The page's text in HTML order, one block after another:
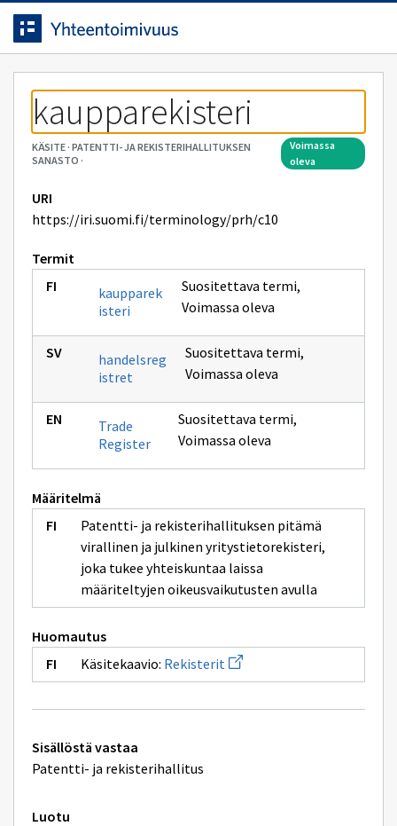
Siirrytty
sivulle
Siirry suoraan sisältöön.
kaupparekisteri
KÄSITE· PATENTTI- JA REKISTERIHALLITUKSEN
SANASTO ·
voimassa
oleva
URI
https://iri.suomi.fi/terminology/prh/c10
Termit
kaupparek
isteri
Suositettava termi,
Voimassa oleva
handelsreg
istret
Suositettava termi,
Voimassa oleva
Trade
Register
Suositettava termi,
Voimassa oleva
Määritelmä
Patentti- ja rekisterihallituksen pitämä
virallinen ja julkinen yritystietorekisteri,
joka tukee yhteiskuntaa laissa
määriteltyjen oikeusvaikutusten avulla
Huomautus
Käsitekaavio: Rekisterit Avaa
uuden
ikkunan
Tekniset
lisätiedot
Sisällöstä vastaa
Patentti- ja rekisterihallitus
Luotu